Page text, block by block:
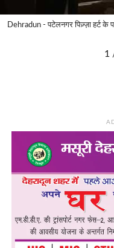
Dehradun - पटेलनगर पिज़्ज़ा हर्ट
1